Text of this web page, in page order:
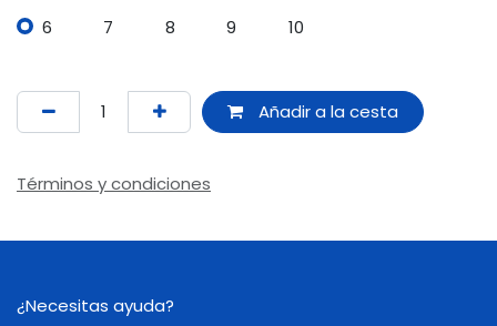
6 7 8 9 10
Añadir a la cesta
Términos y condiciones
¿Necesitas ayuda?